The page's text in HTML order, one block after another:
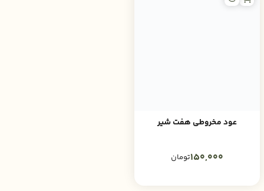
عود مخروطی هفت شیر
150,000تومان